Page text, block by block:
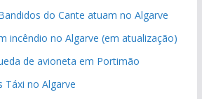
do Cante atuam no Algarve
incêndio no Algarve (em atualização)
de avioneta em Portimão
Táxi no Algarve